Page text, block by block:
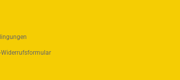
Widerrufsformular